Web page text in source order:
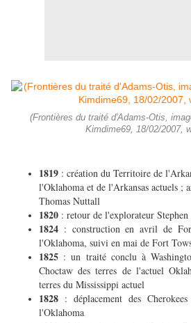
(Frontières du traité d'Adams-Otis,
Kimdime69, 18/02/2007,
1819 : création du Territoire de
l'Oklahoma et de l'Arkansas actuels ;
Thomas Nuttall
1820 : retour de l'explorateur
1824 : construction en avril de
l'Oklahoma, suivi en mai de Fort
1825 : un traité conclu à
Choctaw des terres de l'actuel
terres du Mississippi actuel
1828 : déplacement des
l'Oklahoma